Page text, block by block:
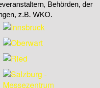
Behörden, der
z.B. WKO.